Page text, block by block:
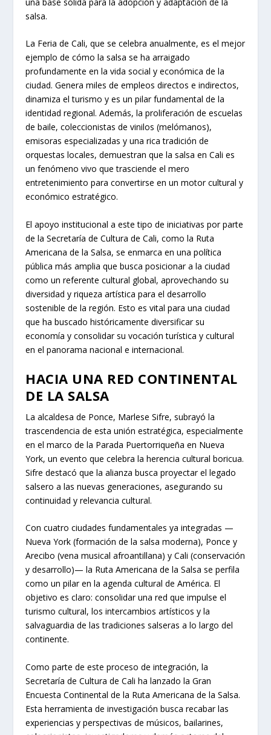
salsa.
La Feria de Cali, que se celebra anualmente, es el mejor
ejemplo de cómo la salsa se ha arraigado
profundamente en la vida social y económica de la
ciudad. Genera miles de empleos directos e indirectos,
dinamiza el turismo y es un pilar fundamental de la
identidad regional. Además, la proliferación de escuelas
de baile, coleccionistas de vinilos (melómanos),
emisoras especializadas y una rica tradición de
orquestas locales, demuestran que la salsa en Cali es
un fenómeno vivo que trasciende el mero
entretenimiento para convertirse en un motor cultural y
económico estratégico.
El apoyo institucional a este tipo de iniciativas por parte
de la Secretaría de Cultura de Cali, como la Ruta
Americana de la Salsa, se enmarca en una política
pública más amplia que busca posicionar a la ciudad
como un referente cultural global, aprovechando su
diversidad y riqueza artística para el desarrollo
sostenible de la región. Esto es vital para una ciudad
que ha buscado históricamente diversificar su
economía y consolidar su vocación turística y cultural
en el panorama nacional e internacional.
HACIA UNA RED CONTINENTAL
DE LA SALSA
La alcaldesa de Ponce, Marlese Sifre, subrayó la
trascendencia de esta unión estratégica, especialmente
en el marco de la Parada Puertorriqueña en Nueva
York, un evento que celebra la herencia cultural boricua.
Sifre destacó que la alianza busca proyectar el legado
salsero a las nuevas generaciones, asegurando su
continuidad y relevancia cultural.
Con cuatro ciudades fundamentales ya integradas —
Nueva York (formación de la salsa moderna), Ponce y
Arecibo (vena musical afroantillana) y Cali (conservación
y desarrollo)— la Ruta Americana de la Salsa se perfila
como un pilar en la agenda cultural de América. El
objetivo es claro: consolidar una red que impulse el
turismo cultural, los intercambios artísticos y la
salvaguardia de las tradiciones salseras a lo largo del
continente.
Como parte de este proceso de integración, la
Secretaría de Cultura de Cali ha lanzado la Gran
Encuesta Continental de la Ruta Americana de la Salsa.
Esta herramienta de investigación busca recabar las
experiencias y perspectivas de músicos, bailarines,